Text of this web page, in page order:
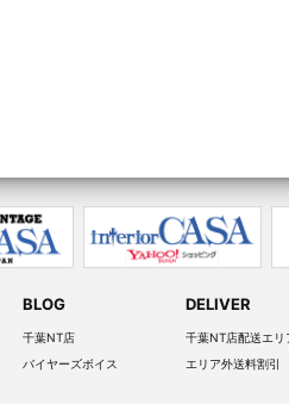
BLOG
千葉NT店
バイヤーズボイス
DELIVER
千葉NT店配送エリ
エリア外送料割引